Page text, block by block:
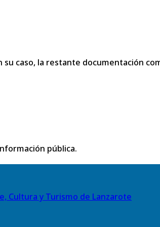
su caso, la restante documentación
pública.
Cultura y Turismo de Lanzarote